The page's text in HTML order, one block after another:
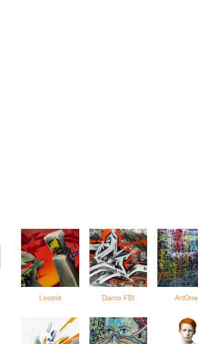
Loomit Darco FBI ArtOne